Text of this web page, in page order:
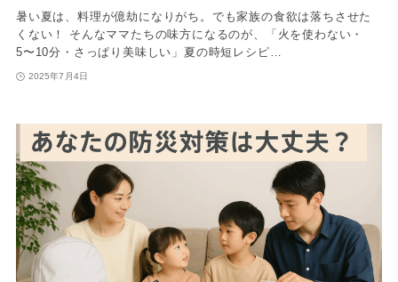
暑い夏は、料理が億劫になりがち。でも家族の食欲は落ちさせた
くない！ そんなママたちの味方になるのが、「火を使わない・
5〜10分・さっぱり美味しい」夏の時短レシピ…
2025年7月4日